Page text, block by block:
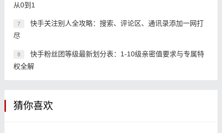
从0到1
7
快手关注别人全攻略：搜索、评论区、通讯录添加一网打
尽
8
快手粉丝团等级最新划分表：1-10级亲密值要求与专属特
权全解
猜你喜欢